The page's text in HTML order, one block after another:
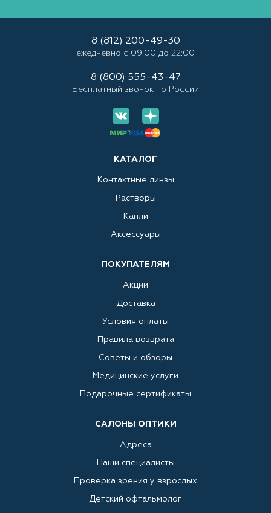
КАТАЛОГ
Контактные линзы
Растворы
Капли
Аксессуары
ПОКУПАТЕЛЯМ
Акции
Доставка
Условия оплаты
Правила возврата
Советы и обзоры
Медицинские услуги
Подарочные сертификаты
САЛОНЫ ОПТИКИ
Адреса
Наши специалисты
Проверка зрения у взрослых
Детский офтальмолог
8 (812) 200-49-30
ежедневно с 09:00 до 22:00
8 (800) 555-43-47
Бесплатный звонок по России